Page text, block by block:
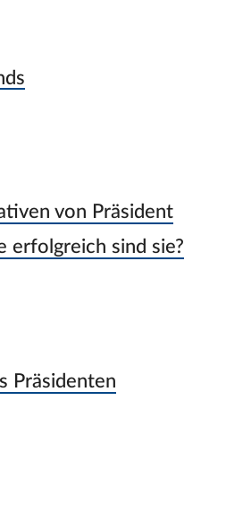
von Präsident
erfolgreich sind sie?
Präsidenten